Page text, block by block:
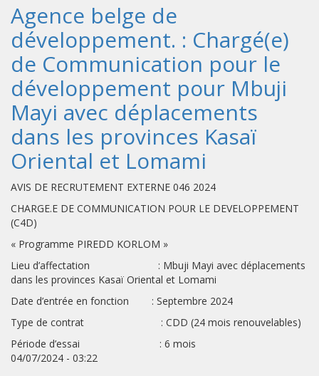
Agence belge de
développement. : Chargé(e)
de Communication pour le
développement pour Mbuji
Mayi avec déplacements
dans les provinces Kasaï
Oriental et Lomami
AVIS DE RECRUTEMENT EXTERNE 046 2024
CHARGE.E DE COMMUNICATION POUR LE DEVELOPPEMENT
(C4D)
« Programme PIREDD KORLOM »
Lieu d’affectation : Mbuji Mayi avec déplacements
dans les provinces Kasaï Oriental et Lomami
Date d’entrée en fonction : Septembre 2024
Type de contrat : CDD (24 mois renouvelables)
Période d’essai : 6 mois
04/07/2024 - 03:22